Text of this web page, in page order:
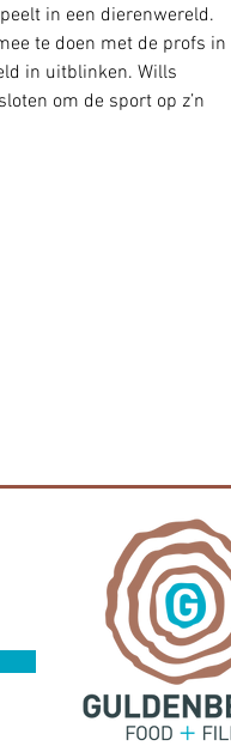
in een dierenwereld.
te doen met de profs in
in uitblinken. Wills
om de sport op z’n